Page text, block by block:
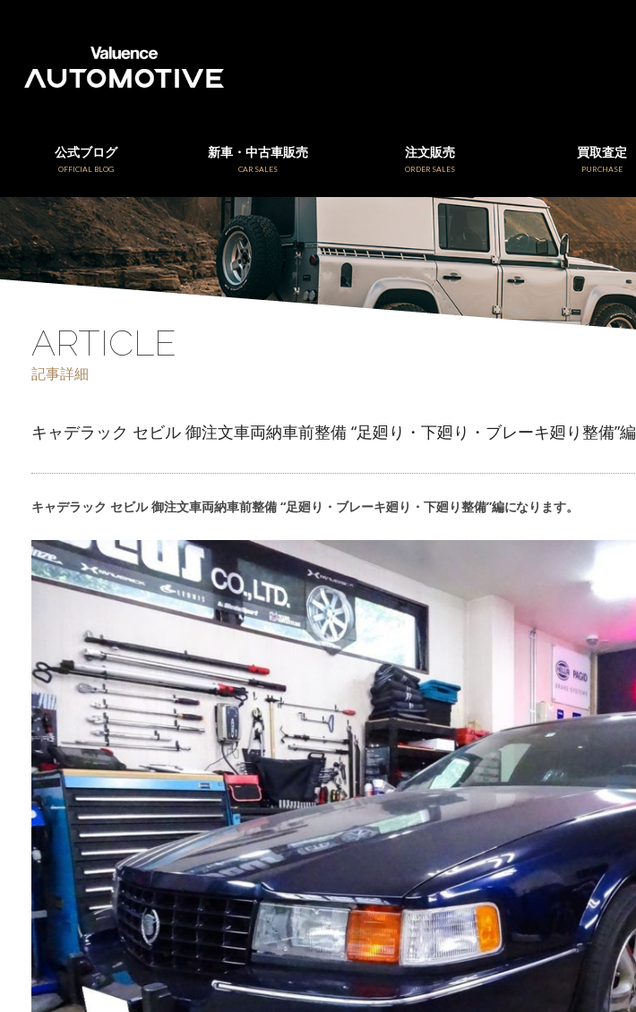
公式ブログ
OFFICIAL BLOG
新車・中古車販売
CAR SALES
注文販売
ORDER SALES
買取査定
PURCHASE
ARTICLE
記事詳細
キャデラック セビル 御注文車両納車前整備 “足廻り・下廻り・ブレーキ廻り整備”編
キャデラック セビル 御注文車両納車前整備 “足廻り・ブレーキ廻り・下廻り整備”編になります。